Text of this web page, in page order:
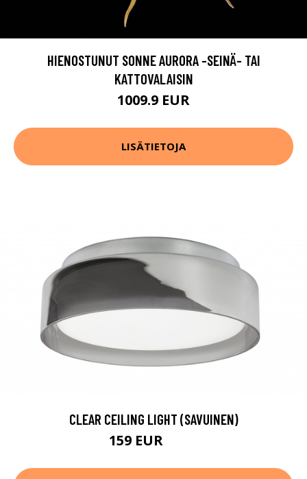
HIENOSTUNUT SONNE AURORA -SEINÄ- TAI
KATTOVALAISIN
1009.9 EUR
LISÄTIETOJA
CLEAR CEILING LIGHT (SAVUINEN)
159 EUR